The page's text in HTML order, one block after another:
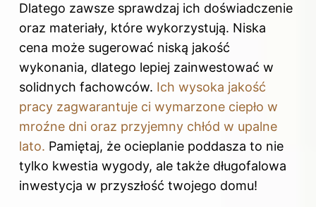
Dlatego zawsze sprawdzaj ich doświadczenie
oraz materiały, które wykorzystują. Niska
cena może sugerować niską jakość
wykonania, dlatego lepiej zainwestować w
solidnych fachowców. Ich wysoka jakość
pracy zagwarantuje ci wymarzone ciepło w
mroźne dni oraz przyjemny chłód w upalne
lato. Pamiętaj, że ocieplanie poddasza to nie
tylko kwestia wygody, ale także długofalowa
inwestycja w przyszłość twojego domu!